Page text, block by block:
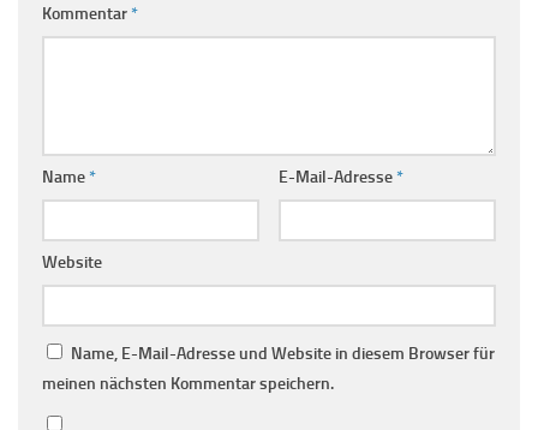
Kommentar*
Name* E-Mail-Adresse*
Website
Name, E-Mail-Adresse und Website in diesem Browser für
meinen nächsten Kommentar speichern.